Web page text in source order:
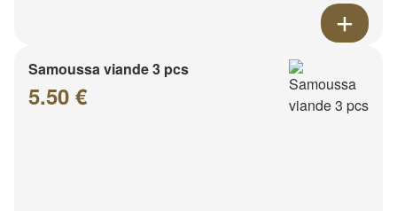
Samoussa viande 3 pcs
5.50 €